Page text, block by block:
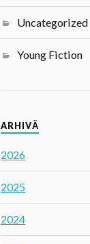
Uncategorized
Young Fiction
ARHIVĂ
2026
2025
2024